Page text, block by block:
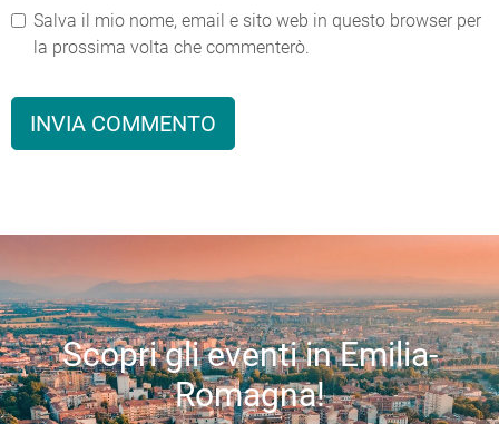
Salva il mio nome, email e sito web in questo browser per
la prossima volta che commenterò.
Scopri gli eventi in Emilia-
Romagna!